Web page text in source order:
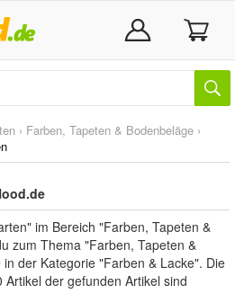
› Farben, Tapeten & Bodenbeläge ›
im Bereich "Farben, Tapeten &
zum Thema "Farben, Tapeten &
der Kategorie "Farben & Lacke". Die
der gefunden Artikel sind